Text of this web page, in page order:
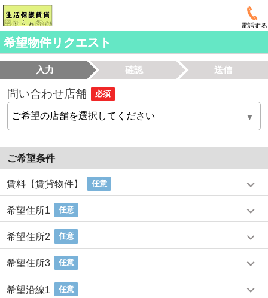
電話する
希望物件リクエスト
入力 確認 送信
問い合わせ店舗 必須
ご希望条件
賃料【賃貸物件】 任意
希望住所1 任意
希望住所2 任意
希望住所3 任意
希望沿線1 任意